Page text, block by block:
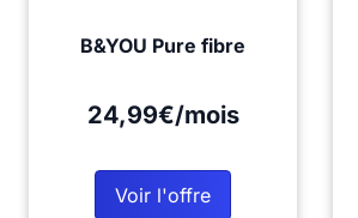
B&YOU Pure fibre
24,99€/mois
Voir l'offre